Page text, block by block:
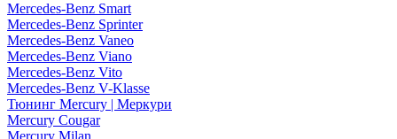
Mercedes-Benz Smart
Mercedes-Benz Sprinter
Mercedes-Benz Vaneo
Mercedes-Benz Viano
Mercedes-Benz Vito
Mercedes-Benz V-Klasse
Тюнинг Mercury | Меркури
Mercury Cougar
Mercury Milan